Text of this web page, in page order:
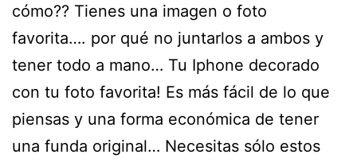
cómo?? Tienes una imagen o foto
favorita…. por qué no juntarlos a ambos y
tener todo a mano… Tu Iphone decorado
con tu foto favorita! Es más fácil de lo que
piensas y una forma económica de tener
una funda original… Necesitas sólo estos